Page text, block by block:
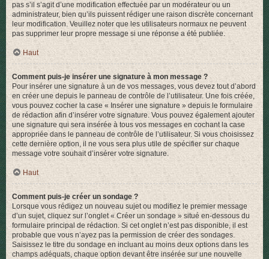
pas s’il s’agit d’une modification effectuée par un modérateur ou un
administrateur, bien qu’ils puissent rédiger une raison discrète concernant
leur modification. Veuillez noter que les utilisateurs normaux ne peuvent
pas supprimer leur propre message si une réponse a été publiée.
Haut
Comment puis-je insérer une signature à mon message ?
Pour insérer une signature à un de vos messages, vous devez tout d’abord
en créer une depuis le panneau de contrôle de l’utilisateur. Une fois créée,
vous pouvez cocher la case « Insérer une signature » depuis le formulaire
de rédaction afin d’insérer votre signature. Vous pouvez également ajouter
une signature qui sera insérée à tous vos messages en cochant la case
appropriée dans le panneau de contrôle de l’utilisateur. Si vous choisissez
cette dernière option, il ne vous sera plus utile de spécifier sur chaque
message votre souhait d’insérer votre signature.
Haut
Comment puis-je créer un sondage ?
Lorsque vous rédigez un nouveau sujet ou modifiez le premier message
d’un sujet, cliquez sur l’onglet « Créer un sondage » situé en-dessous du
formulaire principal de rédaction. Si cet onglet n’est pas disponible, il est
probable que vous n’ayez pas la permission de créer des sondages.
Saisissez le titre du sondage en incluant au moins deux options dans les
champs adéquats, chaque option devant être insérée sur une nouvelle